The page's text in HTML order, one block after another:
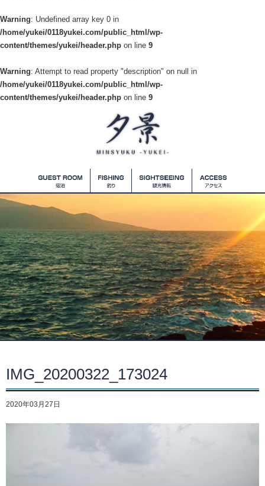
Warning: Undefined array key 0 in
/home/yukei/0118yukei.com/public_html/wp-
content/themes/yukei/header.php on line 9
Warning: Attempt to read property "description" on null in
/home/yukei/0118yukei.com/public_html/wp-
content/themes/yukei/header.php on line 9
IMG_20200322_173024
2020年03月27日